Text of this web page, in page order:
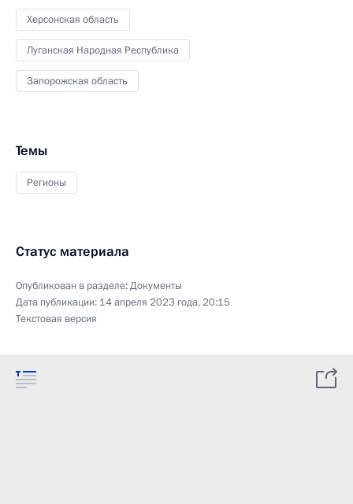
Херсонская область
Луганская Народная Республика
Запорожская область
Темы
Регионы
Статус материала
Опубликован в разделе:Документы
Дата публикации: 14 апреля 2023 года, 20:15
Текстовая версия